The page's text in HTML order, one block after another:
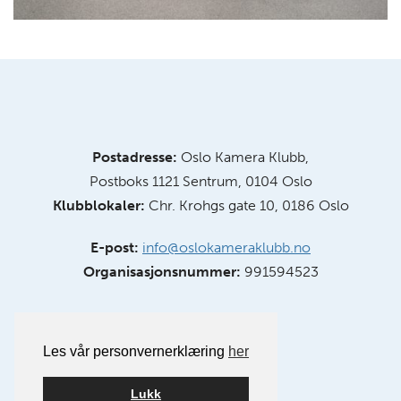
Les vår personvernerklæring her
Lukk
Postadresse: Oslo Kamera Klubb,
Postboks 1121 Sentrum, 0104 Oslo
Klubblokaler: Chr. Krohgs gate 10, 0186 Oslo
E-post: info@oslokameraklubb.no
Organisasjonsnummer: 991594523